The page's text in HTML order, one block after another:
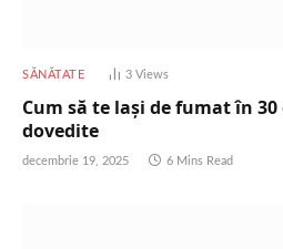
SĂNĂTATE 3Views
Cum să te lași de fumat în 30
dovedite
decembrie 19, 2025 6 Mins Read